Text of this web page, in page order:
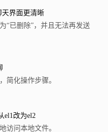
界面更清晰
“已删除”，并且无法再发送
简化操作步骤。
el1改为el2
访问本地文件。